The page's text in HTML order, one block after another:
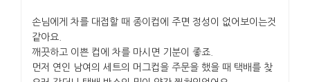
손님에게 차를 대접할 때 종이컵에 주면 정성이 없어보이는것
같아요.
깨끗하고 이쁜 컵에 차를 마시면 기분이 좋죠.
먼저 연인 남여의 세트의 머그컵을 주문을 했을 때 택배를 찾